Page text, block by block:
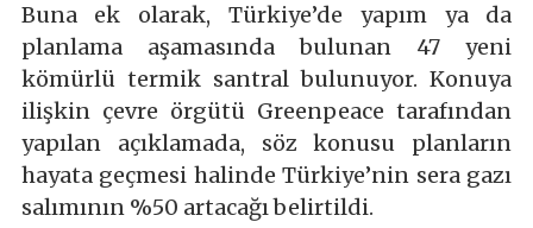
Buna ek olarak, Türkiye’de yapım ya da
planlama aşamasında bulunan 47 yeni
kömürlü termik santral bulunuyor. Konuya
ilişkin çevre örgütü Greenpeace tarafından
yapılan açıklamada, söz konusu planların
hayata geçmesi halinde Türkiye’nin sera gazı
salımının %50 artacağı belirtildi.